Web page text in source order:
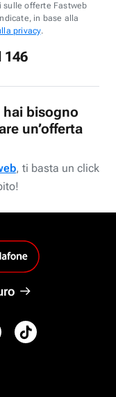
sulle offerte Fastweb
in base alla
privacy.
146
hai bisogno
un’offerta
, ti basta un click